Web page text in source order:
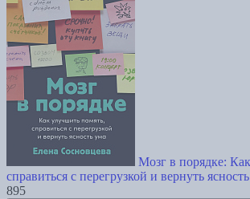
Мозг в порядке:
справиться с перегрузкой и вернуть
895